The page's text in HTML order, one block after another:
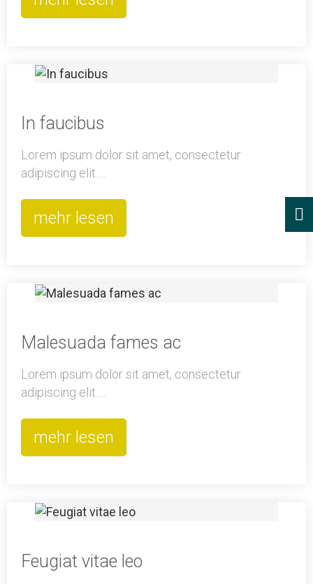
In faucibus
Lorem ipsum dolor sit amet, consectetur
adipiscing elit.…
mehr lesen
Malesuada fames ac
Lorem ipsum dolor sit amet, consectetur
adipiscing elit.…
mehr lesen
Feugiat vitae leo